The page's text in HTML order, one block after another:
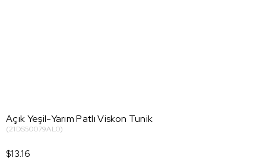
Açık Yeşil-Yarım Patlı Viskon Tunik
(21DS50079AL0)
$13.16